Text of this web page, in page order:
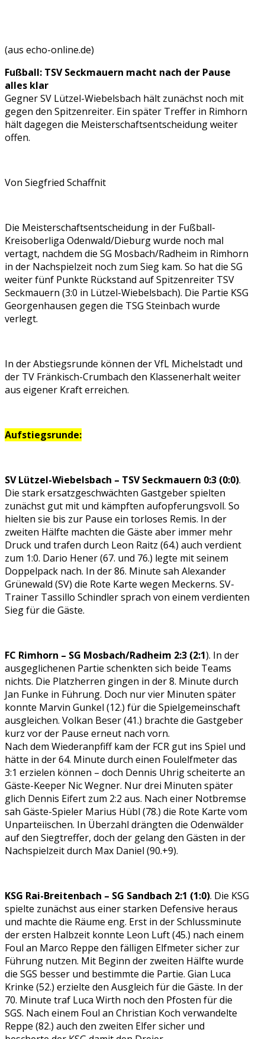
(aus echo-online.de)
Fußball: TSV Seckmauern macht nach der Pause
alles klar
Gegner SV Lützel-Wiebelsbach hält zunächst noch mit
gegen den Spitzenreiter. Ein später Treffer in Rimhorn
hält dagegen die Meisterschaftsentscheidung weiter
offen.
Von Siegfried Schaffnit
Die Meisterschaftsentscheidung in der Fußball-
Kreisoberliga Odenwald/Dieburg wurde noch mal
vertagt, nachdem die SG Mosbach/Radheim in Rimhorn
in der Nachspielzeit noch zum Sieg kam. So hat die SG
weiter fünf Punkte Rückstand auf Spitzenreiter TSV
Seckmauern (3:0 in Lützel-Wiebelsbach). Die Partie KSG
Georgenhausen gegen die TSG Steinbach wurde
verlegt.
In der Abstiegsrunde können der VfL Michelstadt und
der TV Fränkisch-Crumbach den Klassenerhalt weiter
aus eigener Kraft erreichen.
Aufstiegsrunde:
SV Lützel-Wiebelsbach – TSV Seckmauern 0:3 (0:0).
Die stark ersatzgeschwächten Gastgeber spielten
zunächst gut mit und kämpften aufopferungsvoll. So
hielten sie bis zur Pause ein torloses Remis. In der
zweiten Hälfte machten die Gäste aber immer mehr
Druck und trafen durch Leon Raitz (64.) auch verdient
zum 1:0. Dario Hener (67. und 76.) legte mit seinem
Doppelpack nach. In der 86. Minute sah Alexander
Grünewald (SV) die Rote Karte wegen Meckerns. SV-
Trainer Tassillo Schindler sprach von einem verdienten
Sieg für die Gäste.
FC Rimhorn – SG Mosbach/Radheim 2:3 (2:1). In der
ausgeglichenen Partie schenkten sich beide Teams
nichts. Die Platzherren gingen in der 8. Minute durch
Jan Funke in Führung. Doch nur vier Minuten später
konnte Marvin Gunkel (12.) für die Spielgemeinschaft
ausgleichen. Volkan Beser (41.) brachte die Gastgeber
kurz vor der Pause erneut nach vorn.
Nach dem Wiederanpfiff kam der FCR gut ins Spiel und
hätte in der 64. Minute durch einen Foulelfmeter das
3:1 erzielen können – doch Dennis Uhrig scheiterte an
Gäste-Keeper Nic Wegner. Nur drei Minuten später
glich Dennis Eifert zum 2:2 aus. Nach einer Notbremse
sah Gäste-Spieler Marius Hübl (78.) die Rote Karte vom
Unparteiischen. In Überzahl drängten die Odenwälder
auf den Siegtreffer, doch der gelang den Gästen in der
Nachspielzeit durch Max Daniel (90.+9).
KSG Rai-Breitenbach – SG Sandbach 2:1 (1:0). Die KSG
spielte zunächst aus einer starken Defensive heraus
und machte die Räume eng. Erst in der Schlussminute
der ersten Halbzeit konnte Leon Luft (45.) nach einem
Foul an Marco Reppe den fälligen Elfmeter sicher zur
Führung nutzen. Mit Beginn der zweiten Hälfte wurde
die SGS besser und bestimmte die Partie. Gian Luca
Krinke (52.) erzielte den Ausgleich für die Gäste. In der
70. Minute traf Luca Wirth noch den Pfosten für die
SGS. Nach einem Foul an Christian Koch verwandelte
Reppe (82.) auch den zweiten Elfer sicher und